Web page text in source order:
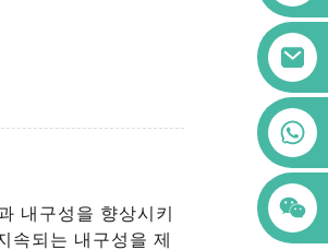
+86 123456789122
내구성을 향상시키
속되는 내구성을 제